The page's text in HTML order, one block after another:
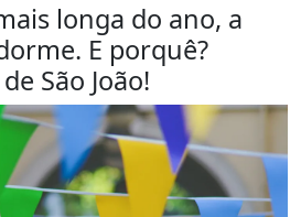
longa do ano, a
E porquê?
São João!